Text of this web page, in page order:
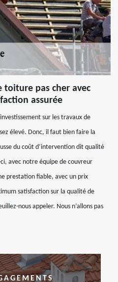
toiture pas cher avec
assurée
sur les travaux de
élevé. Donc, il faut bien faire la
du coût d’intervention dit qualité
avec notre équipe de couvreur
prestation fiable, avec un prix
satisfaction sur la qualité de
nous appeler. Nous n’allons pas